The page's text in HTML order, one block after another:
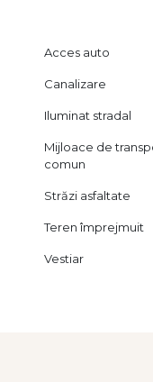
Acces auto
Canalizare
Iluminat stradal
Mijloace de
comun
Străzi asfaltate
Teren împrejmuit
Vestiar